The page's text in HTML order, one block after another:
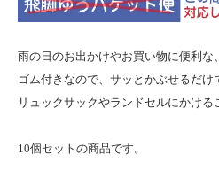
雨の日のお出かけやお買い物に便利な
ゴム付きなので、サッとかぶせるだけ
リュックサックやランドセルにかける
10個セットの商品です。